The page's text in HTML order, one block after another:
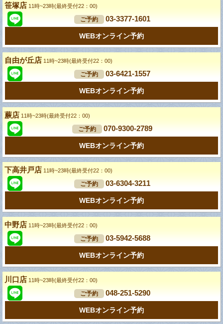
笹塚店 11時~23時(最終受付22：00)
ご予約 03-3377-1601
WEBオンライン予約
自由が丘店 11時~23時(最終受付22：00)
ご予約 03-6421-1557
WEBオンライン予約
蕨店 11時~23時(最終受付22：00)
ご予約 070-9300-2789
WEBオンライン予約
下高井戸店 11時~23時(最終受付22：00)
ご予約 03-6304-3211
WEBオンライン予約
中野店 11時~23時(最終受付22：00)
ご予約 03-5942-5688
WEBオンライン予約
川口店 11時~23時(最終受付22：00)
ご予約 048-251-5290
WEBオンライン予約